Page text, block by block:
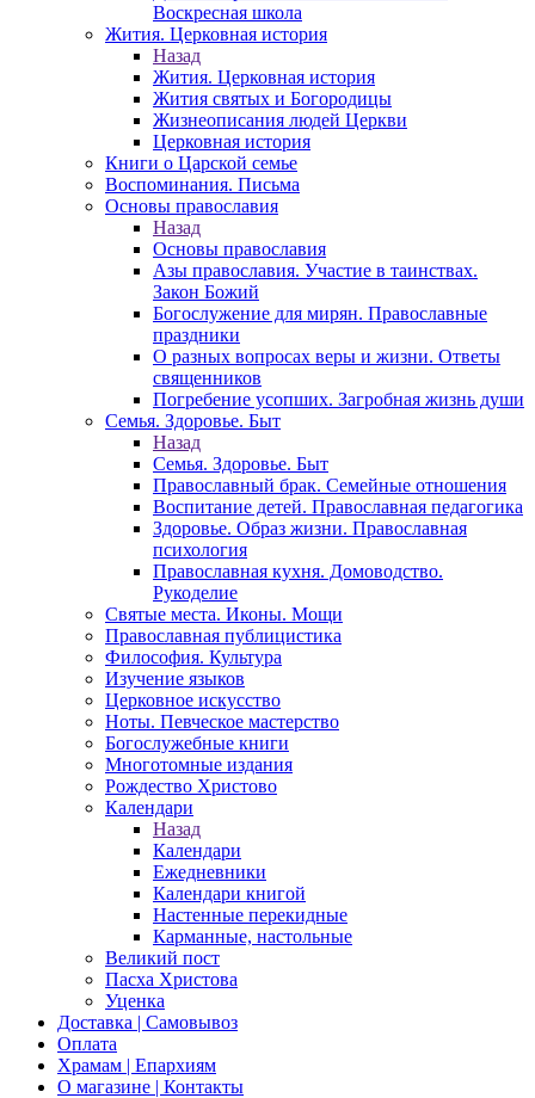
Воскресная школа
Жития. Церковная история
Назад
Жития. Церковная история
Жития святых и Богородицы
Жизнеописания людей Церкви
Церковная история
Книги о Царской семье
Воспоминания. Письма
Основы православия
Назад
Основы православия
Азы православия. Участие в таинствах.
Закон Божий
Богослужение для мирян. Православные
праздники
О разных вопросах веры и жизни. Ответы
священников
Погребение усопших. Загробная жизнь души
Семья. Здоровье. Быт
Назад
Семья. Здоровье. Быт
Православный брак. Семейные отношения
Воспитание детей. Православная педагогика
Здоровье. Образ жизни. Православная
психология
Православная кухня. Домоводство.
Рукоделие
Святые места. Иконы. Мощи
Православная публицистика
Философия. Культура
Изучение языков
Церковное искусство
Ноты. Певческое мастерство
Богослужебные книги
Многотомные издания
Рождество Христово
Календари
Назад
Календари
Ежедневники
Календари книгой
Настенные перекидные
Карманные, настольные
Великий пост
Пасха Христова
Уценка
Доставка | Самовывоз
Оплата
Храмам | Епархиям
О магазине | Контакты